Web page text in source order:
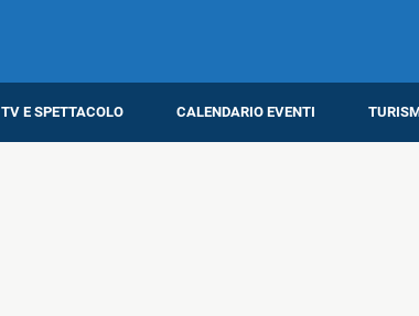
TV E SPETTACOLO CALENDARIO EVENTI